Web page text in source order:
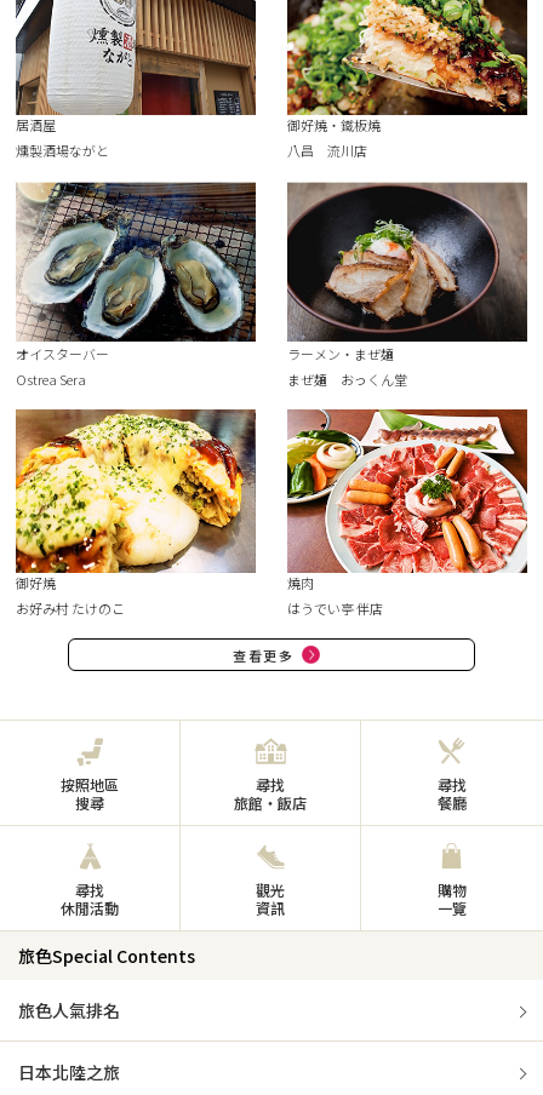
居酒屋
燻製酒場ながと
御好燒・鐵板燒
八昌 流川店
オイスターバー
Ostrea Sera
ラーメン・まぜ麺
まぜ麺 おっくん堂
御好燒
お好み村 たけのこ
燒肉
はうでい亭 伴店
查看更多
按照地區
搜尋
尋找
旅館・飯店
尋找
餐廳
尋找
休閒活動
觀光
資訊
購物
一覽
旅色Special Contents
旅色人氣排名
日本北陸之旅